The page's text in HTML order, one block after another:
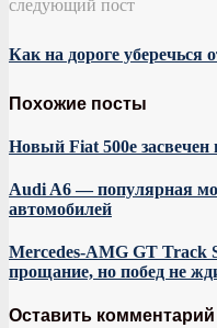
Как на дороге уберечься
Похожие посты
Новый Fiat 500e засвечен
Audi A6 — популярная
автомобилей
Mercedes-AMG GT Track
прощание, но побед не
Оставить комментарий